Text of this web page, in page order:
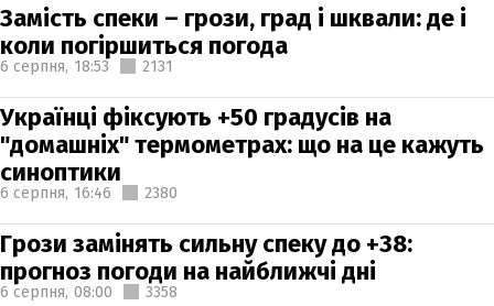
Замість спеки – грози, град і шквали: де і
коли погіршиться погода
6 серпня, 18:53 2131
Українці фіксують +50 градусів на
"домашніх" термометрах: що на це кажуть
синоптики
6 серпня, 16:46 2380
Грози замінять сильну спеку до +38:
прогноз погоди на найближчі дні
6 серпня, 08:00 3358